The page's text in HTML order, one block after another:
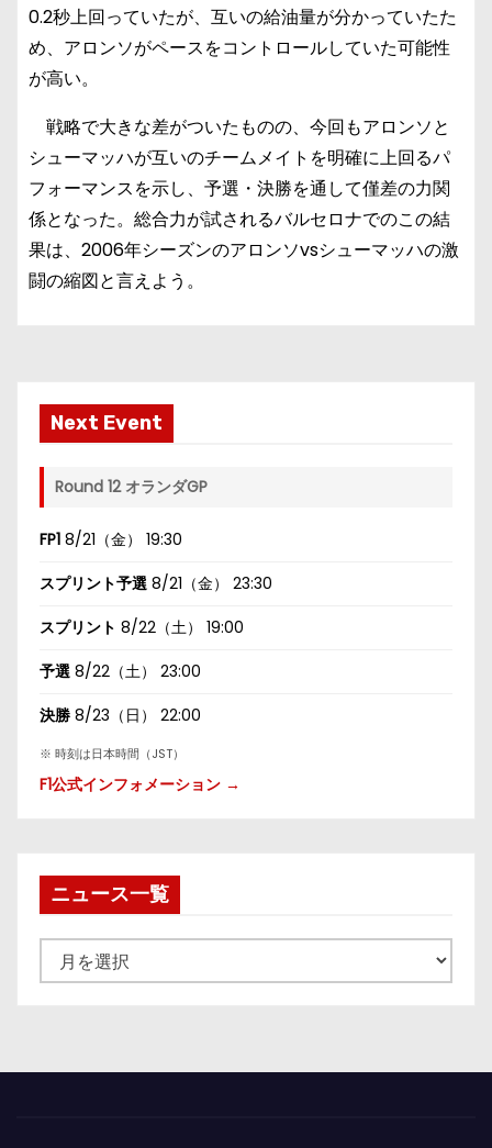
0.2秒上回っていたが、互いの給油量が分かっていたた
め、アロンソがペースをコントロールしていた可能性
が高い。
戦略で大きな差がついたものの、今回もアロンソと
シューマッハが互いのチームメイトを明確に上回るパ
フォーマンスを示し、予選・決勝を通して僅差の力関
係となった。総合力が試されるバルセロナでのこの結
果は、2006年シーズンのアロンソvsシューマッハの激
闘の縮図と言えよう。
Next Event
Round 12 オランダGP
FP1 8/21（金） 19:30
スプリント予選 8/21（金） 23:30
スプリント 8/22（土） 19:00
予選 8/22（土） 23:00
決勝 8/23（日） 22:00
※ 時刻は日本時間（JST）
F1公式インフォメーション →
ニュース一覧
ュ
一